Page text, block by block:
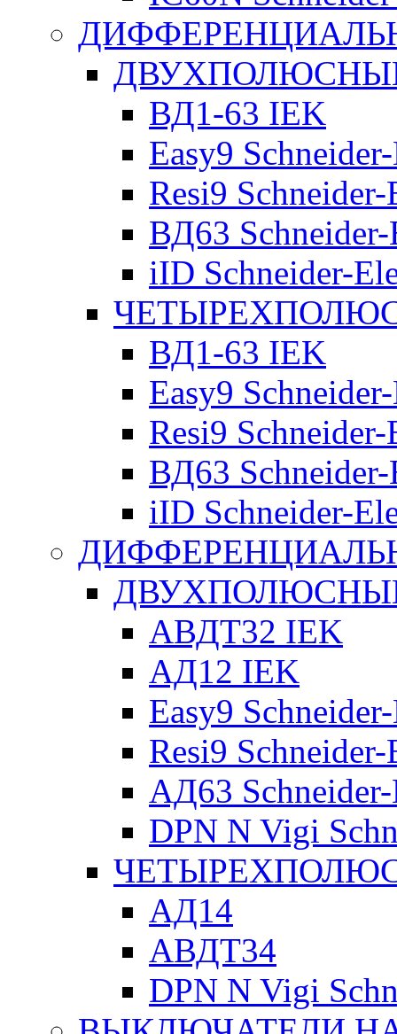
ВД1-63 IEK
Easy9
Resi9
ВД63
iID Schneider-
ВД1-63 IEK
Easy9
Resi9
ВД63
iID Schneider-
АВДТ32 IEK
АД12 IEK
Easy9
Resi9
АД63
DPN N Vigi
АД14
АВДТ34
DPN N Vigi